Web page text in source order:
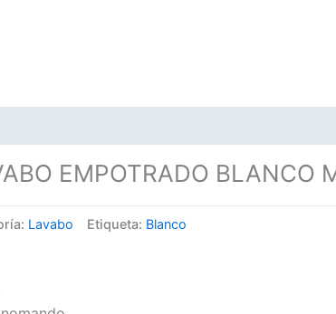
EMPOTRADO BLANCO
Lavabo Etiqueta: Blanco